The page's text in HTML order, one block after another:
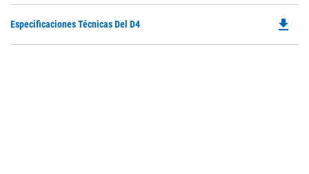
a
Especificaciones Técnicas Del D4 file_download